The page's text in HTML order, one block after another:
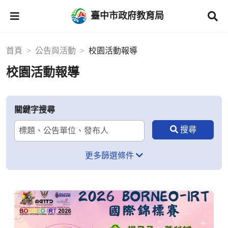
臺中市政府教育局
首頁 公告與活動 校園活動報導
校園活動報導
關鍵字搜尋
更多篩選條件